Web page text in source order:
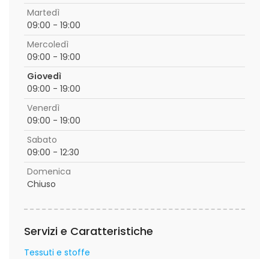
Martedì
09:00 - 19:00
Mercoledì
09:00 - 19:00
Giovedì
09:00 - 19:00
Venerdì
09:00 - 19:00
Sabato
09:00 - 12:30
Domenica
Chiuso
Servizi e Caratteristiche
Tessuti e stoffe